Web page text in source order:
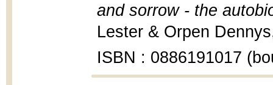
and sorrow - the
Lester & Orpen
ISBN : 0886191017